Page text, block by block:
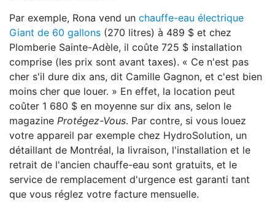
Par exemple, Rona vend un chauffe-eau électrique
Giant de 60 gallons (270 litres) à 489 $ et chez
Plomberie Sainte-Adèle, il coûte 725 $ installation
comprise (les prix sont avant taxes). « Ce n'est pas
cher s'il dure dix ans, dit Camille Gagnon, et c'est bien
moins cher que louer. » En effet, la location peut
coûter 1 680 $ en moyenne sur dix ans, selon le
magazine Protégez-Vous. Par contre, si vous louez
votre appareil par exemple chez HydroSolution, un
détaillant de Montréal, la livraison, l'installation et le
retrait de l'ancien chauffe-eau sont gratuits, et le
service de remplacement d'urgence est garanti tant
que vous réglez votre facture mensuelle.